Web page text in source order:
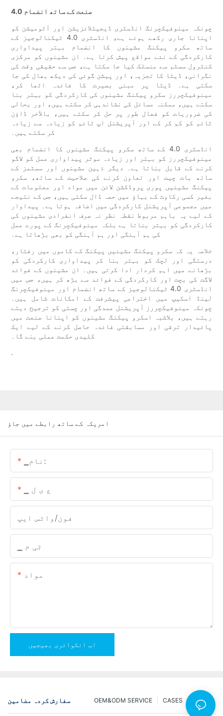
صنعت کے ساتھ انضمام 4.0
چونکہ مینوفیکچرنگ انڈسٹری ڈیجیٹلائزیشن اور آٹومیشن کو
اپنانا جاری رکھے ہوئے ہے، انڈسٹری 4.0 ٹیکنالوجیز کے
ساتھ سکرو پیکنگ مشینوں کا انضمام بہتر پیداواری
کارکردگی کے نئے مواقع پیش کرتا ہے۔ ان مشینوں کو مرکزی
کنٹرول سسٹم سے منسلک کیا جا سکتا ہے، جس سے حقیقی وقت کی
نگرانی، ڈیٹا کا تجزیہ، اور پیشن گوئی کی دیکھ بھال کی جا
سکتی ہے۔ ڈیٹا پر مبنی بصیرت کا فائدہ اٹھا کر،
مینوفیکچررز سکرو پیکنگ مشینوں کی کارکردگی کو بہتر بنا
سکتے ہیں، ممکنہ مسائل کی نشاندہی کر سکتے ہیں، اور بحالی
کی ضروریات کو فعال طور پر حل کر سکتے ہیں، بالآخر ڈاؤن
ٹائم کو کم کر کے اور آپریشنل اپ ٹائم کو زیادہ سے زیادہ
کر سکتے ہیں۔
انڈسٹری 4.0 کے ساتھ سکرو پیکنگ مشینوں کا انضمام بھی
مینوفیکچررز کو بہتر اور زیادہ موثر پیداواری عمل کو لاگو
کرنے کے قابل بناتا ہے۔ دیگر ذہین مشینوں اور سسٹمز کے
ساتھ بات چیت اور تعاون کرنے کی صلاحیت کے ساتھ، سکرو
پیکنگ مشینیں پوری پروڈکشن لائن میں مواد اور معلومات کے
بغیر کسی رکاوٹ کے بہاؤ میں حصہ ڈال سکتی ہیں، جس کے نتیجے
میں مجموعی آپریشنل کارکردگی میں اضافہ ہوتا ہے۔ پیداوار
کے لیے یہ باہم مربوط نقطہ نظر نہ صرف انفرادی مشینوں کی
کارکردگی کو بہتر بناتا ہے بلکہ مینوفیکچرنگ کے پورے عمل
کی ہم آہنگی اور ہم آہنگی کو بھی بڑھاتا ہے۔
خلاصہ یہ کہ سکرو پیکنگ مشینیں پیکنگ کے کاموں میں رفتار،
درستگی اور لچک کو بہتر بنا کر پیداواری کارکردگی کو
بڑھانے میں اہم کردار ادا کرتی ہیں۔ ان مشینوں کے فوائد
لاگت کی بچت اور کارکردگی کے فوائد سے بڑھ کر ہیں، جس میں
انڈسٹری 4.0 ٹیکنالوجیز کے ساتھ انضمام اور مینوفیکچرنگ
لینڈ اسکیپ میں اختراعی پیشرفت کے امکانات شامل ہیں۔
چونکہ مینوفیکچررز آپریشنل عمدگی اور چستی کو ترجیح دیتے
رہتے ہیں، بلاشبہ اسکرو پیکنگ مشینوں کو اپنانا صنعت میں
پائیدار ترقی اور مسابقتی فائدہ حاصل کرنے کے لیے ایک
کلیدی حکمت عملی بنے گا۔
.
امریکہ کے ساتھ رابطے میں جاؤ
▁نام:
▁ ع ی ل
فون/واٹس ایپ
▁ ٹی م
مواد
اب انکوائری بھیجیں
سفارش کردہ مضامین NEWS
CASES
OEM&ODM SERVICE